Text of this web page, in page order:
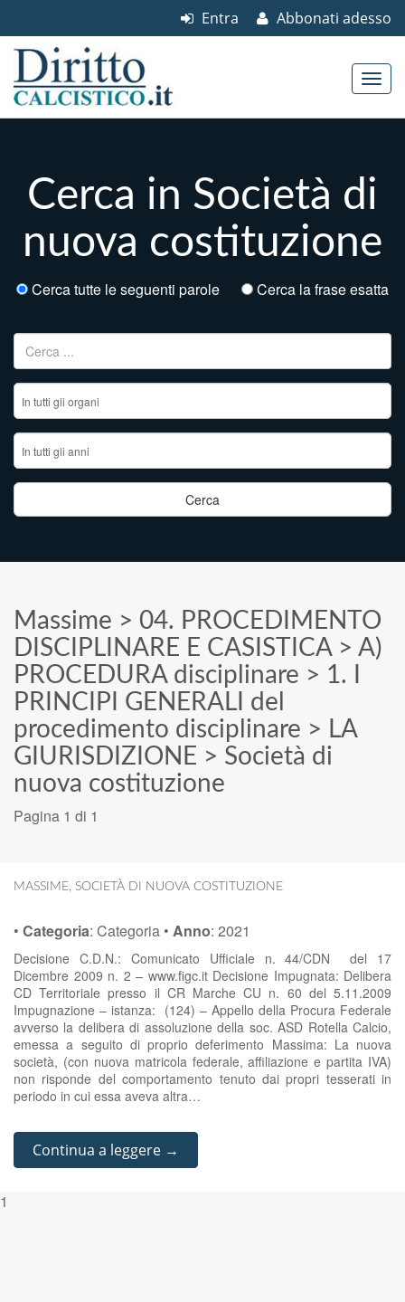
Abbonati adesso
Entra
Cerca in Società di
nuova costituzione
Cerca tutte le seguenti parole Cerca la frase esatta
Ricerca per:
Massime > 04. PROCEDIMENTO
DISCIPLINARE E CASISTICA> A)
PROCEDURA disciplinare > 1. I
PRINCIPI GENERALI del
procedimento disciplinare > LA
GIURISDIZIONE > Società di
nuova costituzione
Pagina 1 di 1
MASSIME, SOCIETÀ DI NUOVA COSTITUZIONE
• Categoria: Categoria • Anno: 2021
Decisione C.D.N.: Comunicato Ufficiale n. 44/CDN del 17
Dicembre 2009 n. 2 – www.figc.it Decisione Impugnata: Delibera
CD Territoriale presso il CR Marche CU n. 60 del 5.11.2009
Impugnazione – istanza: (124) – Appello della Procura Federale
avverso la delibera di assoluzione della soc. ASD Rotella Calcio,
emessa a seguito di proprio deferimento Massima: La nuova
società, (con nuova matricola federale, affiliazione e partita IVA)
non risponde del comportamento tenuto dai propri tesserati in
periodo in cui essa aveva altra…
Continua a leggere →
1